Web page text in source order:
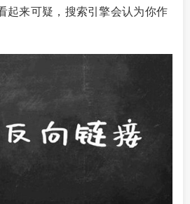
起来可疑，搜索引擎会认为你作